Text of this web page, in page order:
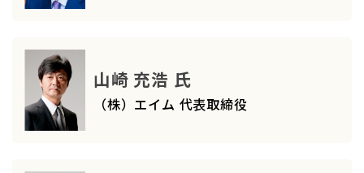
山崎 充浩 氏
（株）エイム 代表取締役